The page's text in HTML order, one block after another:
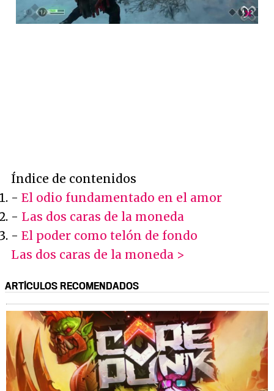
Índice de contenidos
- El odio fundamentado en el amor
- Las dos caras de la moneda
- El poder como telón de fondo
Las dos caras de la moneda >
ARTÍCULOS RECOMENDADOS